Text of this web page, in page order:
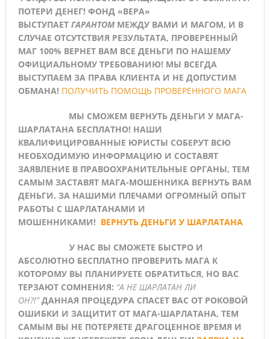
ПОТЕРИ ДЕНЕГ! ФОНД «ВЕРА»
ВЫСТУПАЕТ ГАРАНТОММЕЖДУ ВАМИ И МАГОМ, И В
СЛУЧАЕ ОТСУТСТВИЯ РЕЗУЛЬТАТА, ПРОВЕРЕННЫЙ
МАГ 100% ВЕРНЕТ ВАМ ВСЕ ДЕНЬГИ ПО НАШЕМУ
ОФИЦИАЛЬНОМУ ТРЕБОВАНИЮ! МЫ ВСЕГДА
ВЫСТУПАЕМ ЗА ПРАВА КЛИЕНТА И НЕ ДОПУСТИМ
ОБМАНА! ПОЛУЧИТЬ ПОМОЩЬ ПРОВЕРЕННОГО МАГА
МЫ СМОЖЕМ ВЕРНУТЬ ДЕНЬГИ У МАГА-
ШАРЛАТАНА БЕСПЛАТНО! НАШИ
КВАЛИФИЦИРОВАННЫЕ ЮРИСТЫ СОБЕРУТ ВСЮ
НЕОБХОДИМУЮ ИНФОРМАЦИЮ И СОСТАВЯТ
ЗАЯВЛЕНИЕ В ПРАВООХРАНИТЕЛЬНЫЕ ОРГАНЫ, ТЕМ
САМЫМ ЗАСТАВЯТ МАГА-МОШЕННИКА ВЕРНУТЬ ВАМ
ДЕНЬГИ. ЗА НАШИМИ ПЛЕЧАМИ ОГРОМНЫЙ ОПЫТ
РАБОТЫ С ШАРЛАТАНАМИ И
МОШЕННИКАМИ! ВЕРНУТЬ ДЕНЬГИ У ШАРЛАТАНА
У НАС ВЫ СМОЖЕТЕ БЫСТРО И
АБСОЛЮТНО БЕСПЛАТНО ПРОВЕРИТЬ МАГА К
КОТОРОМУ ВЫ ПЛАНИРУЕТЕ ОБРАТИТЬСЯ, НО ВАС
ТЕРЗАЮТ СОМНЕНИЯ: “А НЕ ШАРЛАТАН ЛИ
ОН?!”ДАННАЯ ПРОЦЕДУРА СПАСЕТ ВАС ОТ РОКОВОЙ
ОШИБКИ И ЗАЩИТИТ ОТ МАГА-ШАРЛАТАНА, ТЕМ
САМЫМ ВЫ НЕ ПОТЕРЯЕТЕ ДРАГОЦЕННОЕ ВРЕМЯ И